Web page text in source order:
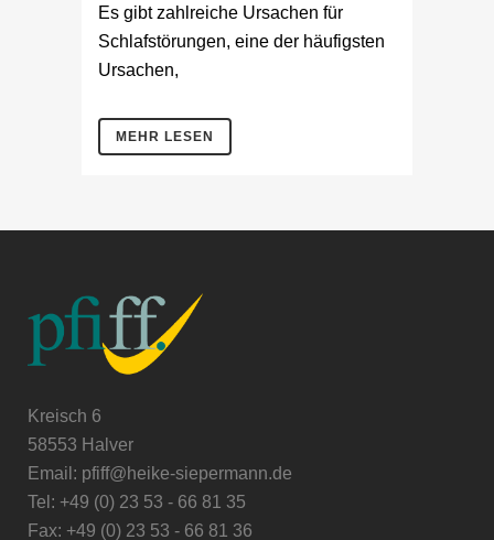
Es gibt zahlreiche Ursachen für
Schlafstörungen, eine der häufigsten
Ursachen,
MEHR LESEN
Kreisch 6
58553 Halver
Email: pfiff@heike-siepermann.de
Tel: +49 (0) 23 53 - 66 81 35
Fax: +49 (0) 23 53 - 66 81 36